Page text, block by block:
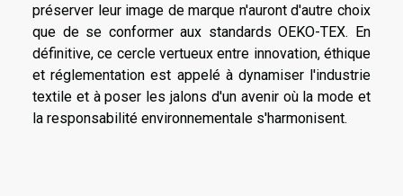
préserver leur image de marque n'auront d'autre choix
que de se conformer aux standards OEKO-TEX. En
définitive, ce cercle vertueux entre innovation, éthique
et réglementation est appelé à dynamiser l'industrie
textile et à poser les jalons d'un avenir où la mode et
la responsabilité environnementale s'harmonisent.